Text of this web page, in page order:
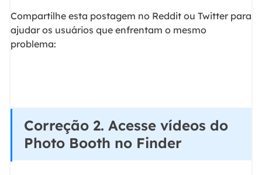
Compartilhe esta postagem no Reddit ou Twitter para
ajudar os usuários que enfrentam o mesmo
problema:
Correção 2. Acesse vídeos do
Photo Booth no Finder